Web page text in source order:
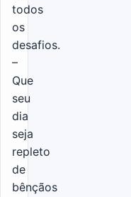
todos
os
desafios.
–
Que
seu
dia
seja
repleto
de
bênçãos